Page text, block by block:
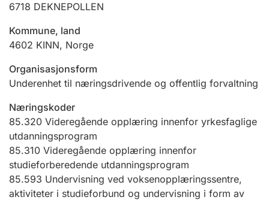
Ektepaktveileder
Offentlig sektor
Andre tema
6718 DEKNEPOLLEN
Kommune, land
4602 KINN, Norge
Organisasjonsform
Underenhet til næringsdrivende og offentlig forvaltning
Næringskoder
85.320 Videregående opplæring innenfor yrkesfaglige
utdanningsprogram
85.310 Videregående opplæring innenfor
studieforberedende utdanningsprogram
85.593 Undervisning ved voksenopplæringssentre,
aktiviteter i studieforbund og undervisning i form av